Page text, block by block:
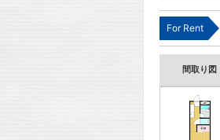
For Rent
間取り図